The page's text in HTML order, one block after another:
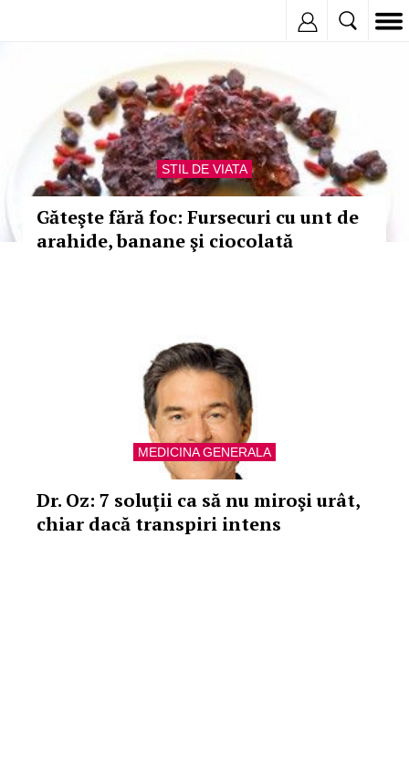
STIL DE VIATA
Găteşte fără foc: Fursecuri cu unt de
arahide, banane şi ciocolată
MEDICINA GENERALA
Dr. Oz: 7 soluţii ca să nu miroşi urât,
chiar dacă transpiri intens